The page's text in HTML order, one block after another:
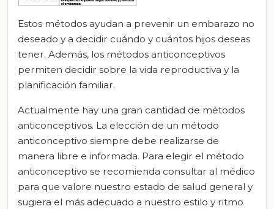
Estos métodos ayudan a prevenir un embarazo no
deseado y a decidir cuándo y cuántos hijos deseas
tener. Además, los métodos anticonceptivos
permiten decidir sobre la vida reproductiva y la
planificación familiar.
Actualmente hay una gran cantidad de métodos
anticonceptivos. La elección de un método
anticonceptivo siempre debe realizarse de
manera libre e informada. Para elegir el método
anticonceptivo se recomienda consultar al médico
para que valore nuestro estado de salud general y
sugiera el más adecuado a nuestro estilo y ritmo